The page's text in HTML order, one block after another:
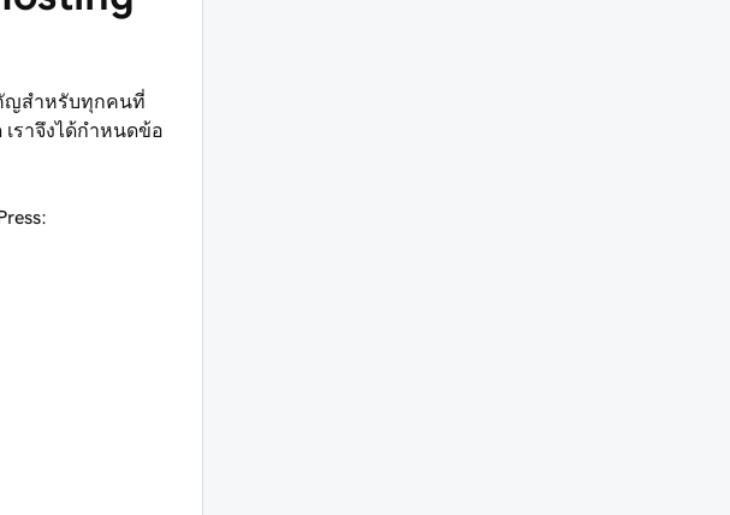
คัญสำหรับทุกคนที่
เราจึงได้กำหนดข้อ